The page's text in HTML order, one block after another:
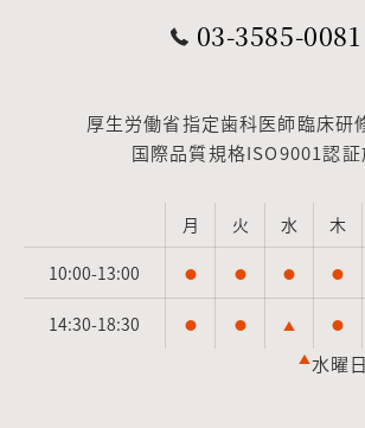
03-3585-0081
厚生労働省指定歯科医師臨床研
国際品質規格ISO9001認証
月 火 水 木
10:00-13:00
● ● ● ●
14:30-18:30 ● ● ▲ ●
▲水曜